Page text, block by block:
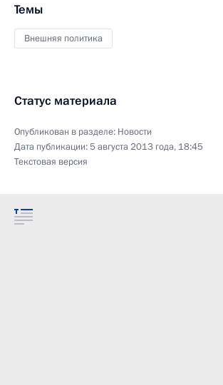
Темы
Внешняя политика
Статус материала
Опубликован в разделе: Новости
Дата публикации:5 августа 2013 года, 18:45
Текстовая версия